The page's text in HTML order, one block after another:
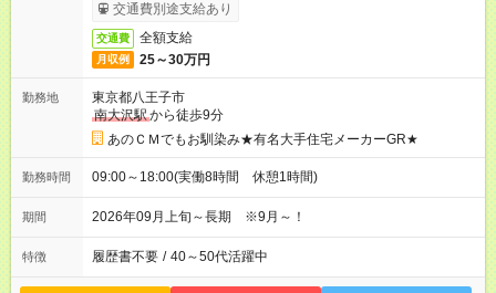
交通費別途支給あり
交通費 全額支給
月収例 25～30万円
勤務地
東京都八王子市
南大沢駅から徒歩9分
あのＣＭでもお馴染み★有名大手住宅メーカーGR★
勤務時間 09:00～18:00(実働8時間 休憩1時間)
期間 2026年09月上旬～長期 ※9月～！
特徴 履歴書不要 / 40～50代活躍中